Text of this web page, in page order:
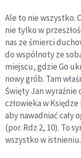
Ale to nie wszystko.
nie tylko w
nas ze śmierci
do wspólnoty ze
miejscu, gdzie Go
nowy grób. Tam
Święty Jan wyraźnie
człowieka w
aby nawadniać cały
(por. Rdz 2, 10). To
wszystko w istnieniu.